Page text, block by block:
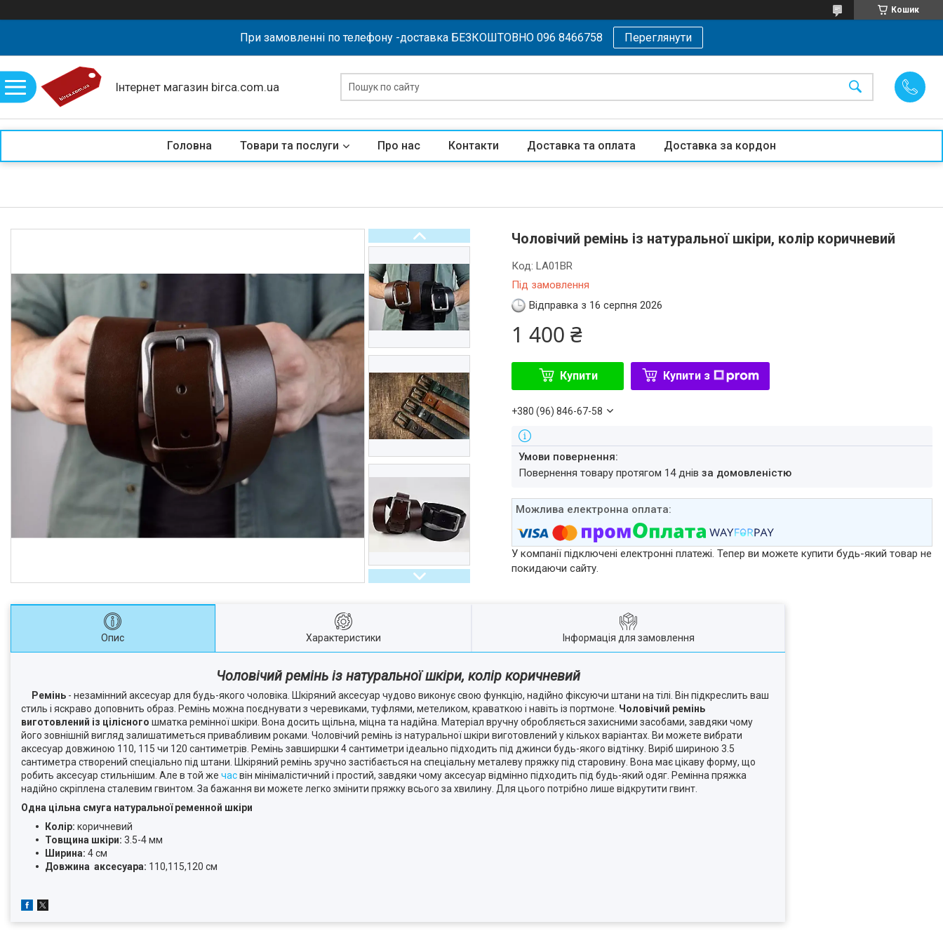
Кошик
При замовленні по телефону -доставка БЕЗКОШТОВНО 096 8466758 Переглянути
Інтернет магазин birca.com.ua
Головна Товари та послуги Про нас Контакти Доставка та оплата Доставка за кордон
Чоловічий ремінь із натуральної шкіри, колір коричневий
Під замовлення
Код:LA01BR
Відправка з 16 серпня 2026
1 400 ₴
Купити Купити з
+380 (96) 846-67-58
повернення товару протягом 14 днівза домовленістю
У компанії підключені електронні платежі. Тепер ви можете купити будь-який товар не
покидаючи сайту.
Опис Характеристики Інформація для замовлення
Чоловічий ремінь із натуральної шкіри, колір коричневий
Ремінь - незамінний аксесуар для будь-якого чоловіка. Шкіряний аксесуар чудово виконує свою функцію, надійно фіксуючи штани на тілі. Він підкреслить ваш
стиль і яскраво доповнить образ. Ремінь можна поєднувати з черевиками, туфлями, метеликом, краваткою і навіть із портмоне. Чоловічий ремінь
виготовлений із цілісного шматка ремінної шкіри. Вона досить щільна, міцна та надійна. Матеріал вручну обробляється захисними засобами, завдяки чому
його зовнішній вигляд залишатиметься привабливим роками. Чоловічий ремінь із натуральної шкіри виготовлений у кількох варіантах. Ви можете вибрати
аксесуар довжиною 110, 115 чи 120 сантиметрів. Ремінь завширшки 4 сантиметри ідеально підходить під джинси будь-якого відтінку. Виріб шириною 3.5
сантиметра створений спеціально під штани. Шкіряний ремінь зручно застібається на спеціальну металеву пряжку під старовину. Вона має цікаву форму, що
робить аксесуар стильнішим. Але в той же часвін мінімалістичний і простий, завдяки чому аксесуар відмінно підходить під будь-який одяг. Ремінна пряжка
надійно скріплена сталевим гвинтом. За бажання ви можете легко змінити пряжку всього за хвилину. Для цього потрібно лише відкрутити гвинт.
Одна цільна смуга натуральної ременной шкіри
Колір: коричневий
Товщина шкіри: 3.5-4 мм
Ширина: 4 см
Довжина аксесуара: 110,115,120 см